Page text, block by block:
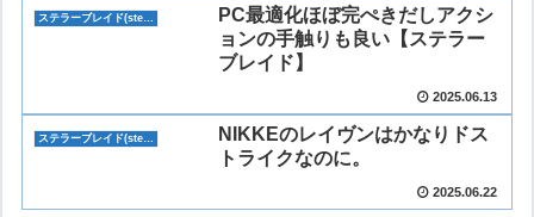
ステラーブレイド(stellar blade)
PC最適化ほぼ完ぺきだしアクシ
ョンの手触りも良い【ステラー
ブレイド】
2025.06.13
ステラーブレイド(stellar blade)
NIKKEのレイヴンはかなりドス
トライクなのに。
2025.06.22